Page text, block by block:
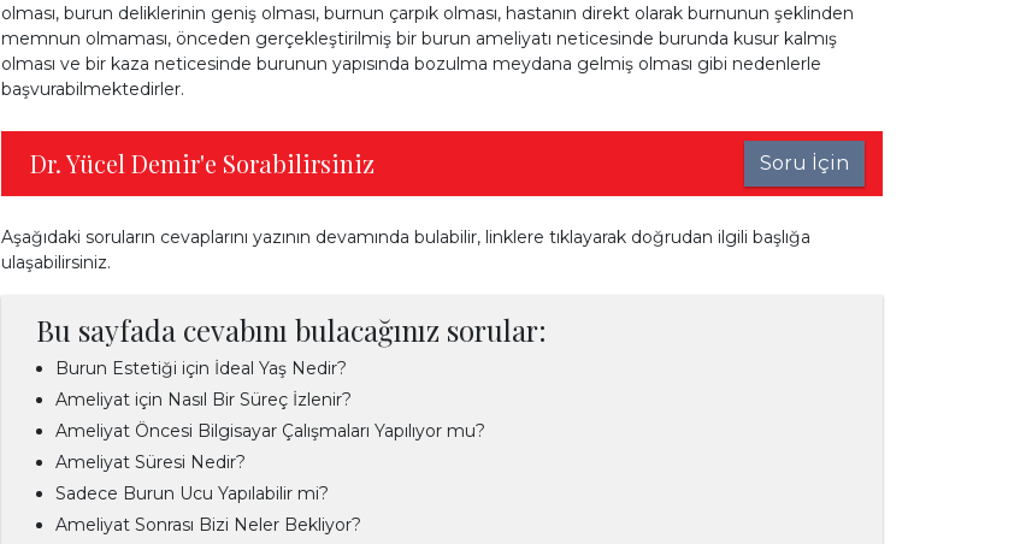
olması, burun deliklerinin geniş olması, burnun çarpık olması, hastanın direkt olarak burnunun şeklinden
memnun olmaması, önceden gerçekleştirilmiş bir burun ameliyatı neticesinde burunda kusur kalmış
olması ve bir kaza neticesinde burunun yapısında bozulma meydana gelmiş olması gibi nedenlerle
başvurabilmektedirler.
Dr. Yücel Demir'e Sorabilirsiniz Soru İçin
Aşağıdaki soruların cevaplarını yazının devamında bulabilir, linklere tıklayarak doğrudan ilgili başlığa
ulaşabilirsiniz.
Bu sayfada cevabını bulacağınız sorular:
Burun Estetiği için İdeal Yaş Nedir?
Ameliyat için Nasıl Bir Süreç İzlenir?
Ameliyat Öncesi Bilgisayar Çalışmaları Yapılıyor mu?
Ameliyat Süresi Nedir?
Sadece Burun Ucu Yapılabilir mi?
Ameliyat Sonrası Bizi Neler Bekliyor?